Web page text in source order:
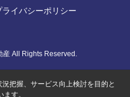
ライバシーポリシー
産 All Rights Reserved.
把握、サービス向上検討を目的と
す。